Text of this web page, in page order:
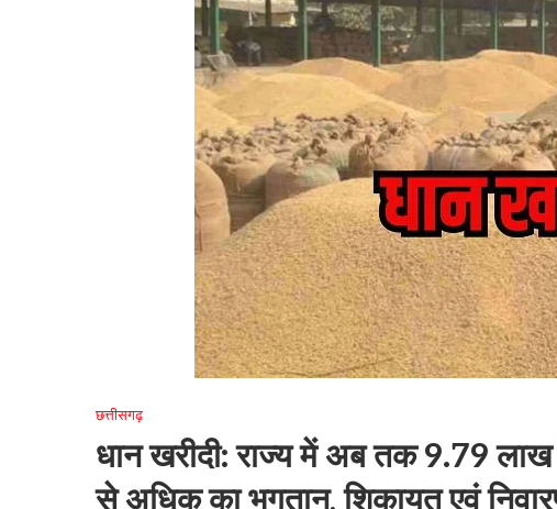
छत्तीसगढ़
धान खरीदी: राज्य में अब तक 9.79